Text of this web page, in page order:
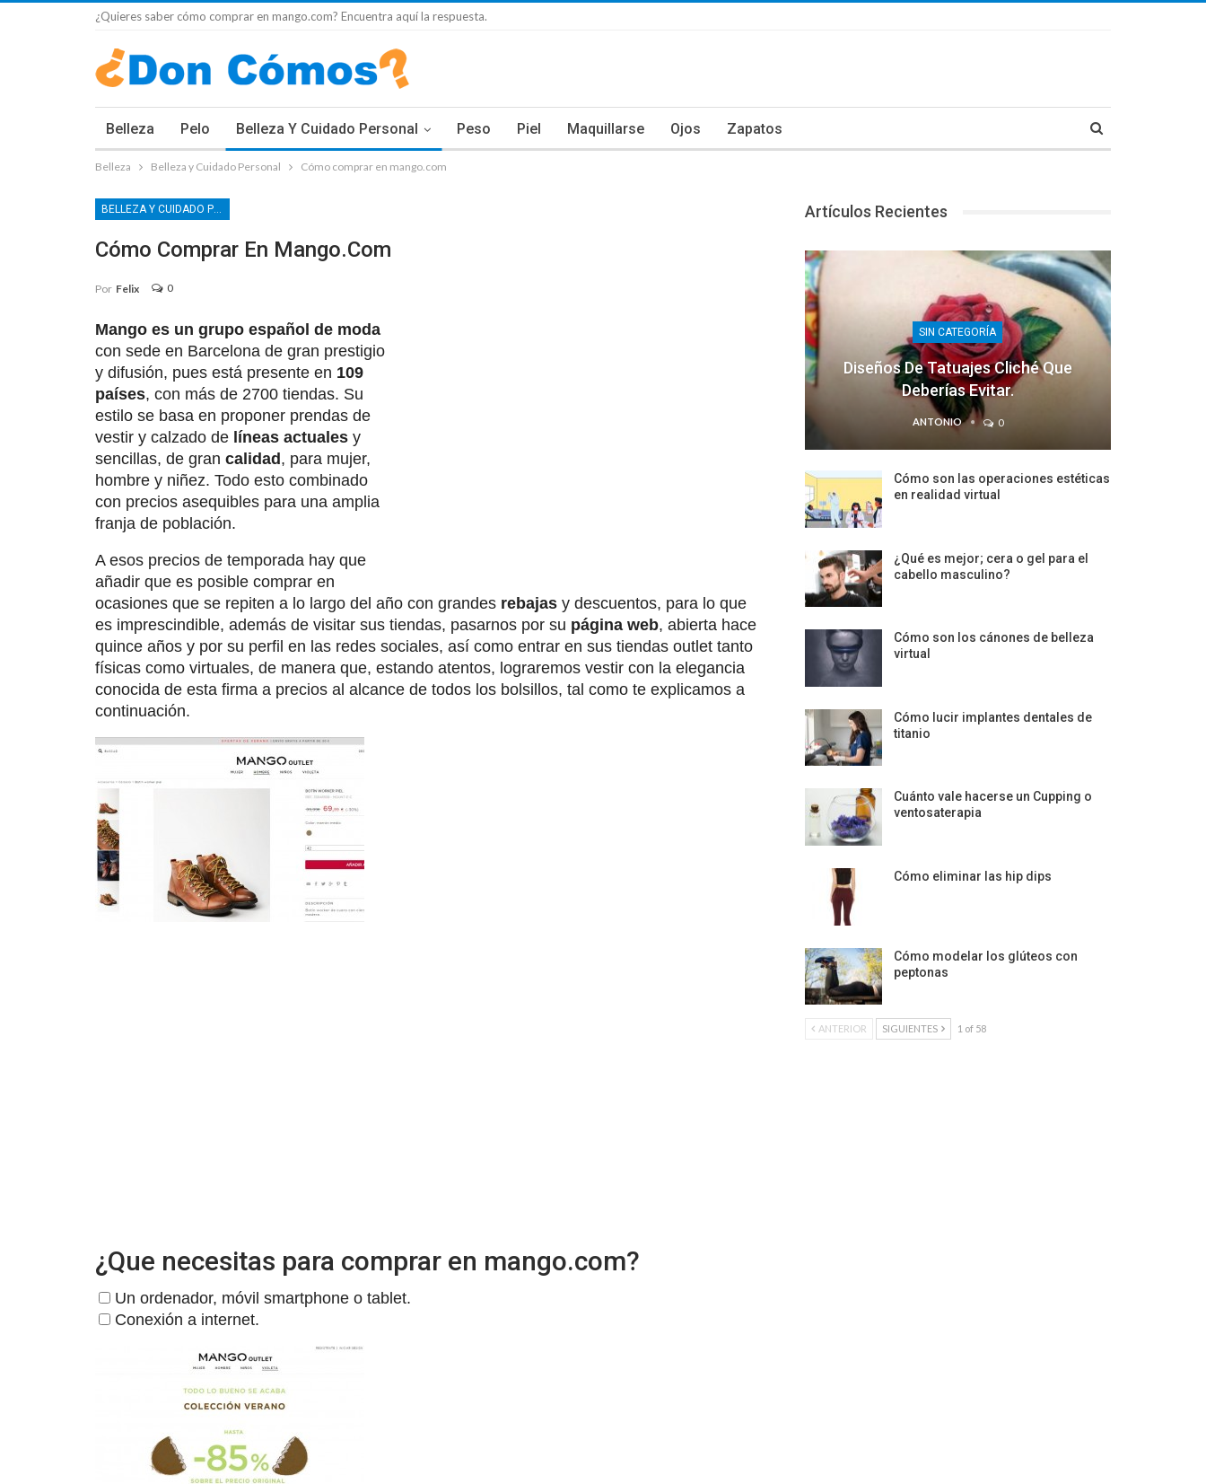
¿Quieres saber cómo comprar en mango.com? Encuentra aquí la respuesta.
Belleza Pelo Belleza Y Cuidado Personal Peso Piel Maquillarse Ojos Zapatos
Belleza Belleza y Cuidado Personal Cómo comprar en mango.com
BELLEZA Y CUIDADO PERSONAL
Cómo Comprar En Mango.com
Por Felix 0
Mango es un grupo español de moda
con sede en Barcelona de gran prestigio
y difusión, pues está presente en 109
países, con más de 2700 tiendas. Su
estilo se basa en proponer prendas de
vestir y calzado de líneas actuales y
sencillas, de gran calidad, para mujer,
hombre y niñez. Todo esto combinado
con precios asequibles para una amplia
franja de población.
A esos precios de temporada hay que
añadir que es posible comprar en
ocasiones que se repiten a lo largo del año con grandes rebajas y descuentos, para lo que
es imprescindible, además de visitar sus tiendas, pasarnos por su página web, abierta hace
quince años y por su perfil en las redes sociales, así como entrar en sus tiendas outlet tanto
físicas como virtuales, de manera que, estando atentos, lograremos vestir con la elegancia
conocida de esta firma a precios al alcance de todos los bolsillos, tal como te explicamos a
continuación.
¿Que necesitas para comprar en mango.com?
Un ordenador, móvil smartphone o tablet.
Conexión a internet.
Artículos Recientes
SIN CATEGORÍA
Diseños De Tatuajes Cliché Que
Deberías Evitar.
ANTONIO 0
Cómo son las operaciones estéticas
en realidad virtual
¿Qué es mejor; cera o gel para el
cabello masculino?
Cómo son los cánones de belleza
virtual
Cómo lucir implantes dentales de
titanio
Cuánto vale hacerse un Cupping o
ventosaterapia
Cómo eliminar las hip dips
Cómo modelar los glúteos con
peptonas
ANTERIOR SIGUIENTES 1 of 58